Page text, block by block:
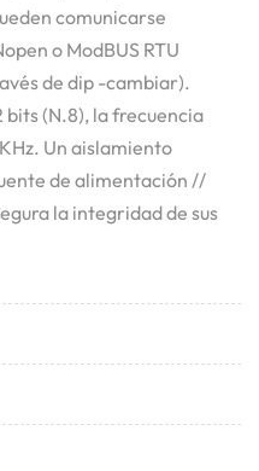
comunicarse
o ModBUS RTU
de dip -cambiar).
bits (N.8), la frecuencia
Un aislamiento
de alimentación //
la integridad de sus